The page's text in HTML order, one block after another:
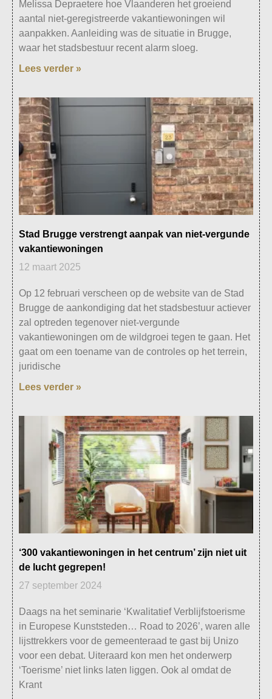
Melissa Depraetere hoe Vlaanderen het groeiend
aantal niet-geregistreerde vakantiewoningen wil
aanpakken. Aanleiding was de situatie in Brugge,
waar het stadsbestuur recent alarm sloeg.
Lees verder »
Stad Brugge verstrengt aanpak van niet-vergunde
vakantiewoningen
12 maart 2025
Op 12 februari verscheen op de website van de Stad
Brugge de aankondiging dat het stadsbestuur actiever
zal optreden tegenover niet-vergunde
vakantiewoningen om de wildgroei tegen te gaan. Het
gaat om een toename van de controles op het terrein,
juridische
Lees verder »
‘300 vakantiewoningen in het centrum’ zijn niet uit
de lucht gegrepen!
27 september 2024
Daags na het seminarie ‘Kwalitatief Verblijfstoerisme
in Europese Kunststeden… Road to 2026’, waren alle
lijsttrekkers voor de gemeenteraad te gast bij Unizo
voor een debat. Uiteraard kon men het onderwerp
‘Toerisme’ niet links laten liggen. Ook al omdat de
Krant